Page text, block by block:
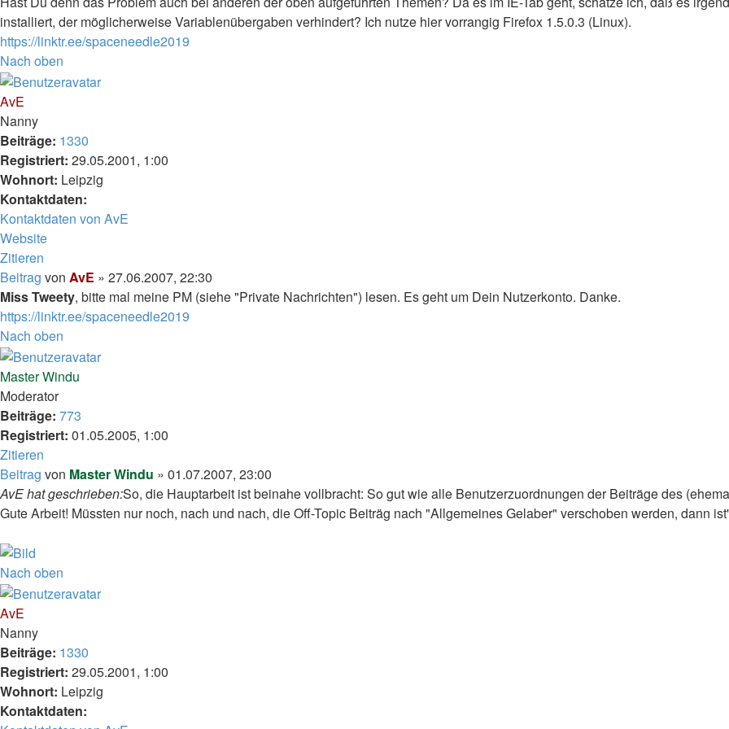
installiert, der möglicherweise Variablenübergaben verhindert? Ich nutze hier vorrangig Firefox 1.5.0.3 (Linux).
https://linktr.ee/spaceneedle2019
Nach oben
AvE
Nanny
Beiträge: 1330
Registriert: 29.05.2001, 1:00
Wohnort: Leipzig
Kontaktdaten:
Kontaktdaten von AvE
Website
Zitieren
Beitrag von AvE » 27.06.2007, 22:30
Miss Tweety, bitte mal meine PM (siehe "Private Nachrichten") lesen. Es geht um Dein Nutzerkonto. Danke.
https://linktr.ee/spaceneedle2019
Nach oben
Master Windu
Moderator
Beiträge: 773
Registriert: 01.05.2005, 1:00
Zitieren
Beitrag von Master Windu » 01.07.2007, 23:00
AvE hat geschrieben:So, die Hauptarbeit ist beinahe vollbracht: So gut wie alle Benutzerzuordnungen der Beiträge des
Gute Arbeit! Müssten nur noch, nach und nach, die Off-Topic Beiträg nach "Allgemeines Gelaber" verschoben werden, dann
Nach oben
AvE
Nanny
Beiträge: 1330
Registriert: 29.05.2001, 1:00
Wohnort: Leipzig
Kontaktdaten: